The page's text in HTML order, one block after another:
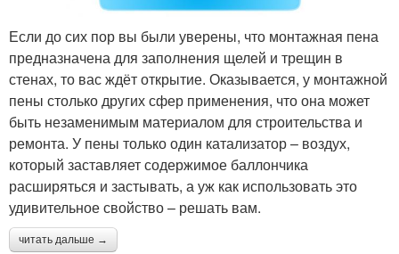
Если до сих пор вы были уверены, что монтажная пена
предназначена для заполнения щелей и трещин в
стенах, то вас ждёт открытие. Оказывается, у монтажной
пены столько других сфер применения, что она может
быть незаменимым материалом для строительства и
ремонта. У пены только один катализатор – воздух,
который заставляет содержимое баллончика
расширяться и застывать, а уж как использовать это
удивительное свойство – решать вам.
читать дальше →